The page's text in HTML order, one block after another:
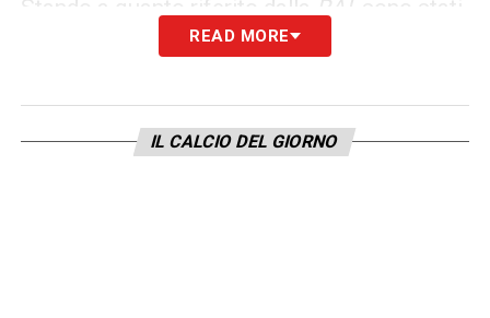
Stando a quanto riferito dalla RAI,
sono stati
accertamenti in una clinica
gambe, cosciente nonostante il forte dolore.
READ MORE
IL CALCIO DEL GIORNO